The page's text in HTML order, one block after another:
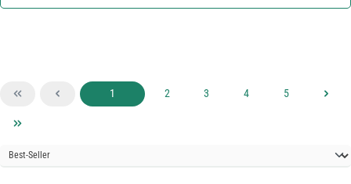
Page
1 Page
2 Page
3 Page
4 Page
5